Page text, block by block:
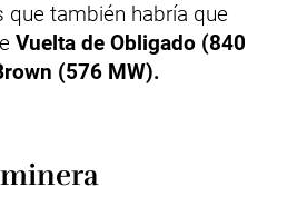
también habría que
Vuelta de Obligado (840
(576 MW).